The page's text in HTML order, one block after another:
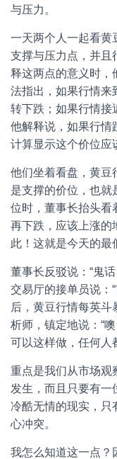
与压力。
一天两个人一起看黄
支撑与压力点，并且
释这两点的意义时，
法指出，如果行情来
转下跌；如果行情接
他解释说，如果行情
计算显示这个价位应
他们坐着看盘，黄豆
是支撑的价位，也就
位时，董事长抬头看
再下跌，应该上涨的
此！这就是今天的最
董事长反驳说：“鬼
交易厅的接单员说：
后，黄豆行情每英
析师，镇定地说：“
可以这样做，任何人
重点是我们从市场观
发生，而且只要有一
冷酷无情的现实，只
心冲突。
我怎么知道这一点？